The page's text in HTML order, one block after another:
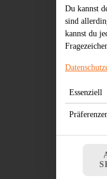
Du kannst
sind
kannst du
Essenziell